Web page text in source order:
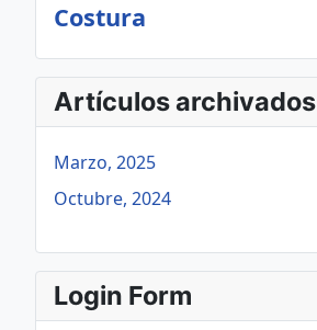
Costura
Artículos archivados
Marzo, 2025
Octubre, 2024
Login Form